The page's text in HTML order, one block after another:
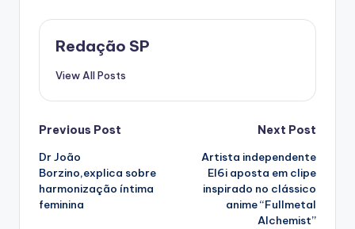
Redação SP
View All Posts
Post
navigation
Previous Post
Dr João
Borzino,explica sobre
harmonização íntima
feminina
Next Post
Artista independente
El6i aposta em clipe
inspirado no clássico
anime “Fullmetal
Alchemist”